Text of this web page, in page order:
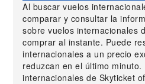
Al buscar vuelos
comparar y consultar la
sobre vuelos internacionales
comprar al instante. Puede
internacionales a un precio
reduzcan en el último
internacionales de Skyticket